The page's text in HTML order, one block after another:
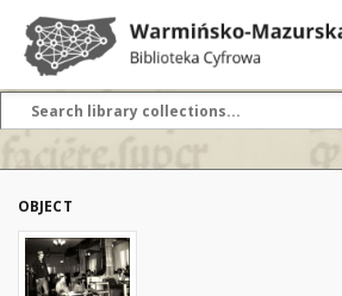
OBJECT